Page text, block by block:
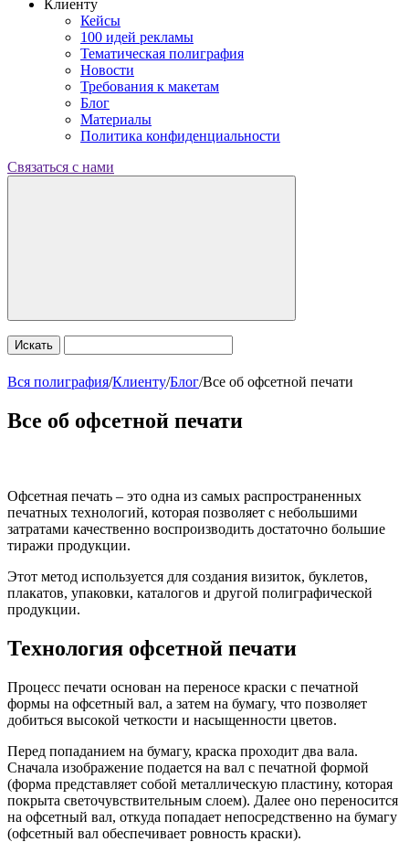
Клиенту
Кейсы
100 идей рекламы
Тематическая полиграфия
Новости
Требования к макетам
Блог
Материалы
Политика конфиденциальности
Связаться с нами
Искать
Вся полиграфия/Клиенту/Блог/Все об офсетной печати
Все об офсетной печати
Офсетная печать – это одна из самых распространенных
печатных технологий, которая позволяет с небольшими
затратами качественно воспроизводить достаточно большие
тиражи продукции.
Этот метод используется для создания визиток, буклетов,
плакатов, упаковки, каталогов и другой полиграфической
продукции.
Технология офсетной печати
Процесс печати основан на переносе краски с печатной
формы на офсетный вал, а затем на бумагу, что позволяет
добиться высокой четкости и насыщенности цветов.
Перед попаданием на бумагу, краска проходит два вала.
Сначала изображение подается на вал с печатной формой
(форма представляет собой металлическую пластину, которая
покрыта светочувствительным слоем). Далее оно переносится
на офсетный вал, откуда попадает непосредственно на бумагу
(офсетный вал обеспечивает ровность краски).